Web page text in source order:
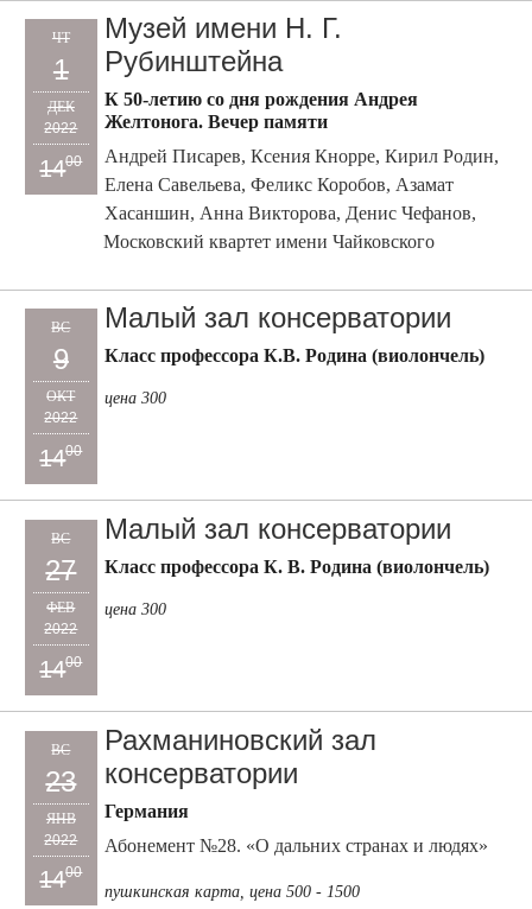
ЧТ
1
ДЕК
2022
1400
Музей имени Н. Г.
Рубинштейна
К 50-летию со дня рождения Андрея
Желтонога. Вечер памяти
Андрей Писарев, Ксения Кнорре, Кирил Родин,
Елена Савельева, Феликс Коробов, Азамат
Хасаншин, Анна Викторова, Денис Чефанов,
Московский квартет имени Чайковского
ВС
9
ОКТ
2022
1400
Малый зал консерватории
Класс профессора К.В. Родина (виолончель)
цена 300
ВС
27
ФЕВ
2022
1400
Малый зал консерватории
Класс профессора К. В. Родина (виолончель)
цена 300
ВС
23
ЯНВ
2022
1400
Рахманиновский зал
консерватории
Германия
Абонемент №28. «О дальних странах и людях»
пушкинская карта, цена 500 - 1500